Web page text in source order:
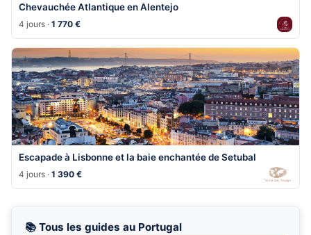
Chevauchée Atlantique en Alentejo
4 jours ·1 770 €
Escapade à Lisbonne et la baie enchantée de Setubal
4 jours ·1 390 €
📚 Tous les guides au Portugal